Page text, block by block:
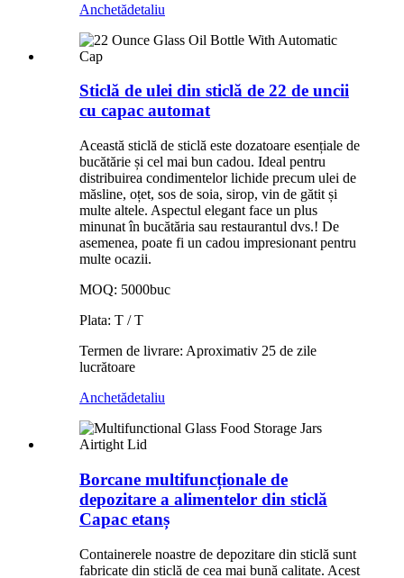
Anchetădetaliu
Sticlă de ulei din sticlă de 22 de uncii
cu capac automat
Această sticlă de sticlă este dozatoare esențiale de
bucătărie și cel mai bun cadou. Ideal pentru
distribuirea condimentelor lichide precum ulei de
măsline, oțet, sos de soia, sirop, vin de gătit și
multe altele. Aspectul elegant face un plus
minunat în bucătăria sau restaurantul dvs.! De
asemenea, poate fi un cadou impresionant pentru
multe ocazii.
MOQ: 5000buc
Plata: T / T
Termen de livrare: Aproximativ 25 de zile
lucrătoare
Anchetădetaliu
Borcane multifuncționale de
depozitare a alimentelor din sticlă
Capac etanș
Containerele noastre de depozitare din sticlă sunt
fabricate din sticlă de cea mai bună calitate. Acest